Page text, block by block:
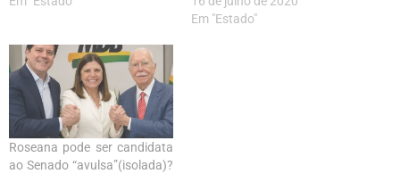
Em "Estado"
Roseana pode ser candidata
ao Senado “avulsa”(isolada)?